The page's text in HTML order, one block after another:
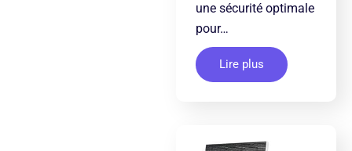
une sécurité optimale
pour…
Lire plus